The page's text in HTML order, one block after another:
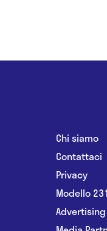
Chi siamo
Contattaci
Privacy
Modello 231
Advertising